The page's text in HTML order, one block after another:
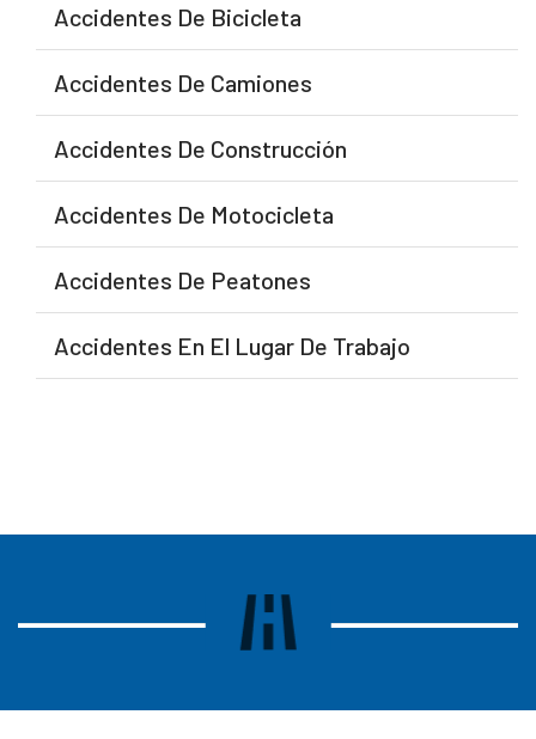
Accidentes De Bicicleta
Accidentes De Camiones
Accidentes De Construcción
Accidentes De Motocicleta
Accidentes De Peatones
Accidentes En El Lugar De Trabajo